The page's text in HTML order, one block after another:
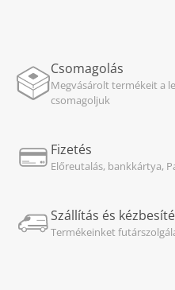
Csomagolás
Megvásárolt termékeit a
csomagoljuk
Fizetés
Előreutalás, bankkártya,
Szállítás és
Termékeinket